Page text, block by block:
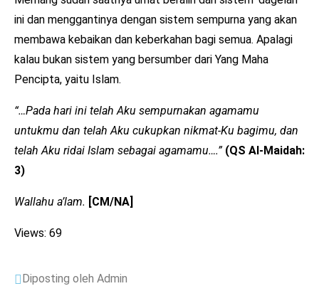
ini dan menggantinya dengan sistem sempurna yang akan
membawa kebaikan dan keberkahan bagi semua. Apalagi
kalau bukan sistem yang bersumber dari Yang Maha
Pencipta, yaitu Islam.
“…Pada hari ini telah Aku sempurnakan agamamu
untukmu dan telah Aku cukupkan nikmat-Ku bagimu, dan
telah Aku ridai Islam sebagai agamamu….” (QS Al-Maidah:
3)
Wallahu a’lam. [CM/NA]
Views: 69
Diposting oleh Admin